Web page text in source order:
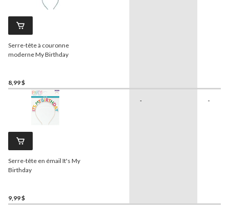
Serre-tête à couronne
moderne My Birthday
8,99 $
Serre-tête en émail It's My
Birthday
9,99 $
- -